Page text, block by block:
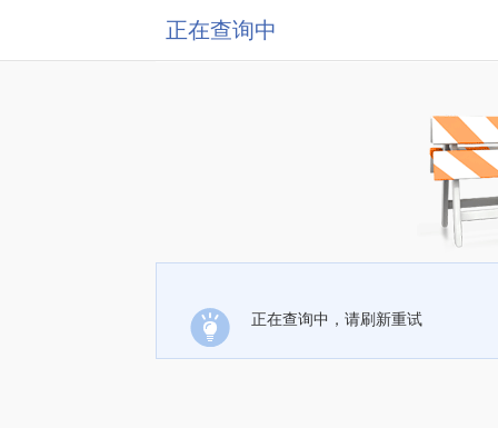
正在查询中
正在查询中，请刷新重试